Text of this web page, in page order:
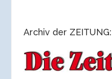
Archiv der ZEITUNG: